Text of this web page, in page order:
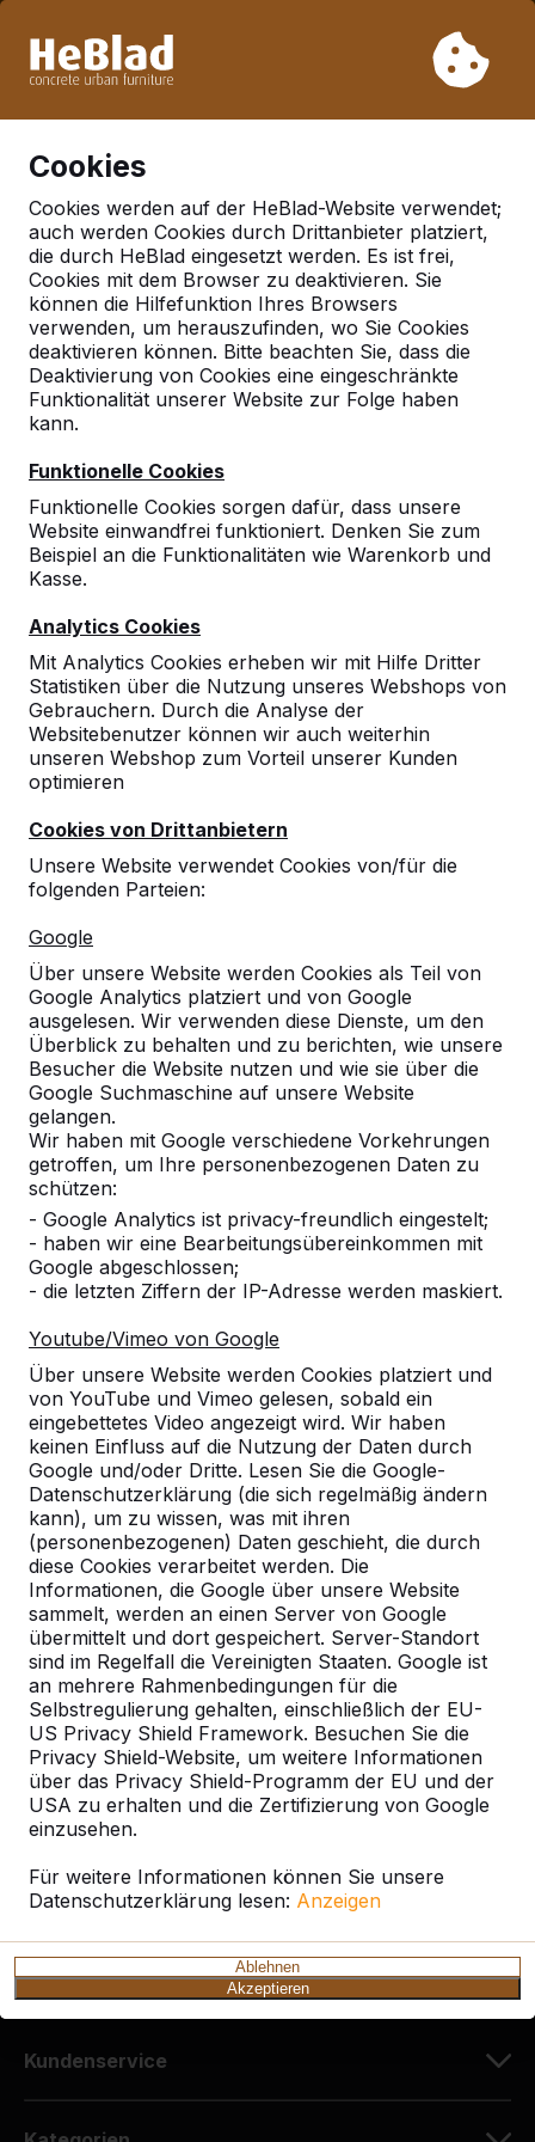
Woche 33 nicht. Bitte berücksichtigen Sie daher längere
Cookies
Cookies werden auf der HeBlad-Website verwendet;
auch werden Cookies durch Drittanbieter platziert,
die durch HeBlad eingesetzt werden. Es ist frei,
Cookies mit dem Browser zu deaktivieren. Sie
können die Hilfefunktion Ihres Browsers
verwenden, um herauszufinden, wo Sie Cookies
deaktivieren können. Bitte beachten Sie, dass die
Deaktivierung von Cookies eine eingeschränkte
Funktionalität unserer Website zur Folge haben
kann.
Funktionelle Cookies
Funktionelle Cookies sorgen dafür, dass unsere
Website einwandfrei funktioniert. Denken Sie zum
Beispiel an die Funktionalitäten wie Warenkorb und
Kasse.
Analytics Cookies
Mit Analytics Cookies erheben wir mit Hilfe Dritter
Statistiken über die Nutzung unseres Webshops von
Gebrauchern. Durch die Analyse der
Websitebenutzer können wir auch weiterhin
unseren Webshop zum Vorteil unserer Kunden
optimieren
Cookies von Drittanbietern
Unsere Website verwendet Cookies von/für die
folgenden Parteien:
Google
Über unsere Website werden Cookies als Teil von
Google Analytics platziert und von Google
ausgelesen. Wir verwenden diese Dienste, um den
Überblick zu behalten und zu berichten, wie unsere
Besucher die Website nutzen und wie sie über die
Google Suchmaschine auf unsere Website
gelangen.
Wir haben mit Google verschiedene Vorkehrungen
getroffen, um Ihre personenbezogenen Daten zu
schützen:
- Google Analytics ist privacy-freundlich eingestelt;
- haben wir eine Bearbeitungsübereinkommen mit
Google abgeschlossen;
- die letzten Ziffern der IP-Adresse werden maskiert.
Youtube/Vimeo von Google
Über unsere Website werden Cookies platziert und
von YouTube und Vimeo gelesen, sobald ein
eingebettetes Video angezeigt wird. Wir haben
keinen Einfluss auf die Nutzung der Daten durch
Google und/oder Dritte. Lesen Sie die Google-
Datenschutzerklärung (die sich regelmäßig ändern
kann), um zu wissen, was mit ihren
(personenbezogenen) Daten geschieht, die durch
diese Cookies verarbeitet werden. Die
Informationen, die Google über unsere Website
sammelt, werden an einen Server von Google
übermittelt und dort gespeichert. Server-Standort
sind im Regelfall die Vereinigten Staaten. Google ist
an mehrere Rahmenbedingungen für die
Selbstregulierung gehalten, einschließlich der EU-
US Privacy Shield Framework. Besuchen Sie die
Privacy Shield-Website, um weitere Informationen
über das Privacy Shield-Programm der EU und der
USA zu erhalten und die Zertifizierung von Google
einzusehen.
Für weitere Informationen können Sie unsere
Datenschutzerklärung lesen: Anzeigen
Ablehnen
Akzeptieren
Deutschland
Referenties in:Eslohe
Geen reviews gevonden voor deze
locatie.
Referenzen
Unsere Produkte finden Sie in ganz Europa
und darüber hinaus. Sehen Sie hier, wo Sie
ein HeBlad-Produkt in Ihrer Nähe finden.
Produkt
Alles anzeigen
Kategorie
Alles anzeigen
Ort oder Postleitzahl suchen
Zie ook
Eslohe-Wenholthausen
Kontakt
HeBlad Deutschland
Diekerstraße 97
42781 Haan
Deutschland
+49 212 934 77 25
info@HeBlad.de
Kundenservice